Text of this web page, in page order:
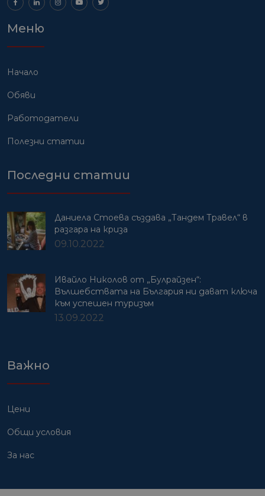
Меню
Начало
Обяви
Работодатели
Полезни статии
Последни статии
Даниела Стоева създава „Тандем Травел“ в
разгара на криза
09.10.2022
Ивайло Николов от „Булрайзен“:
Вълшебствата на България ни дават ключа
към успешен туризъм
13.09.2022
Важно
Цени
Общи условия
За нас